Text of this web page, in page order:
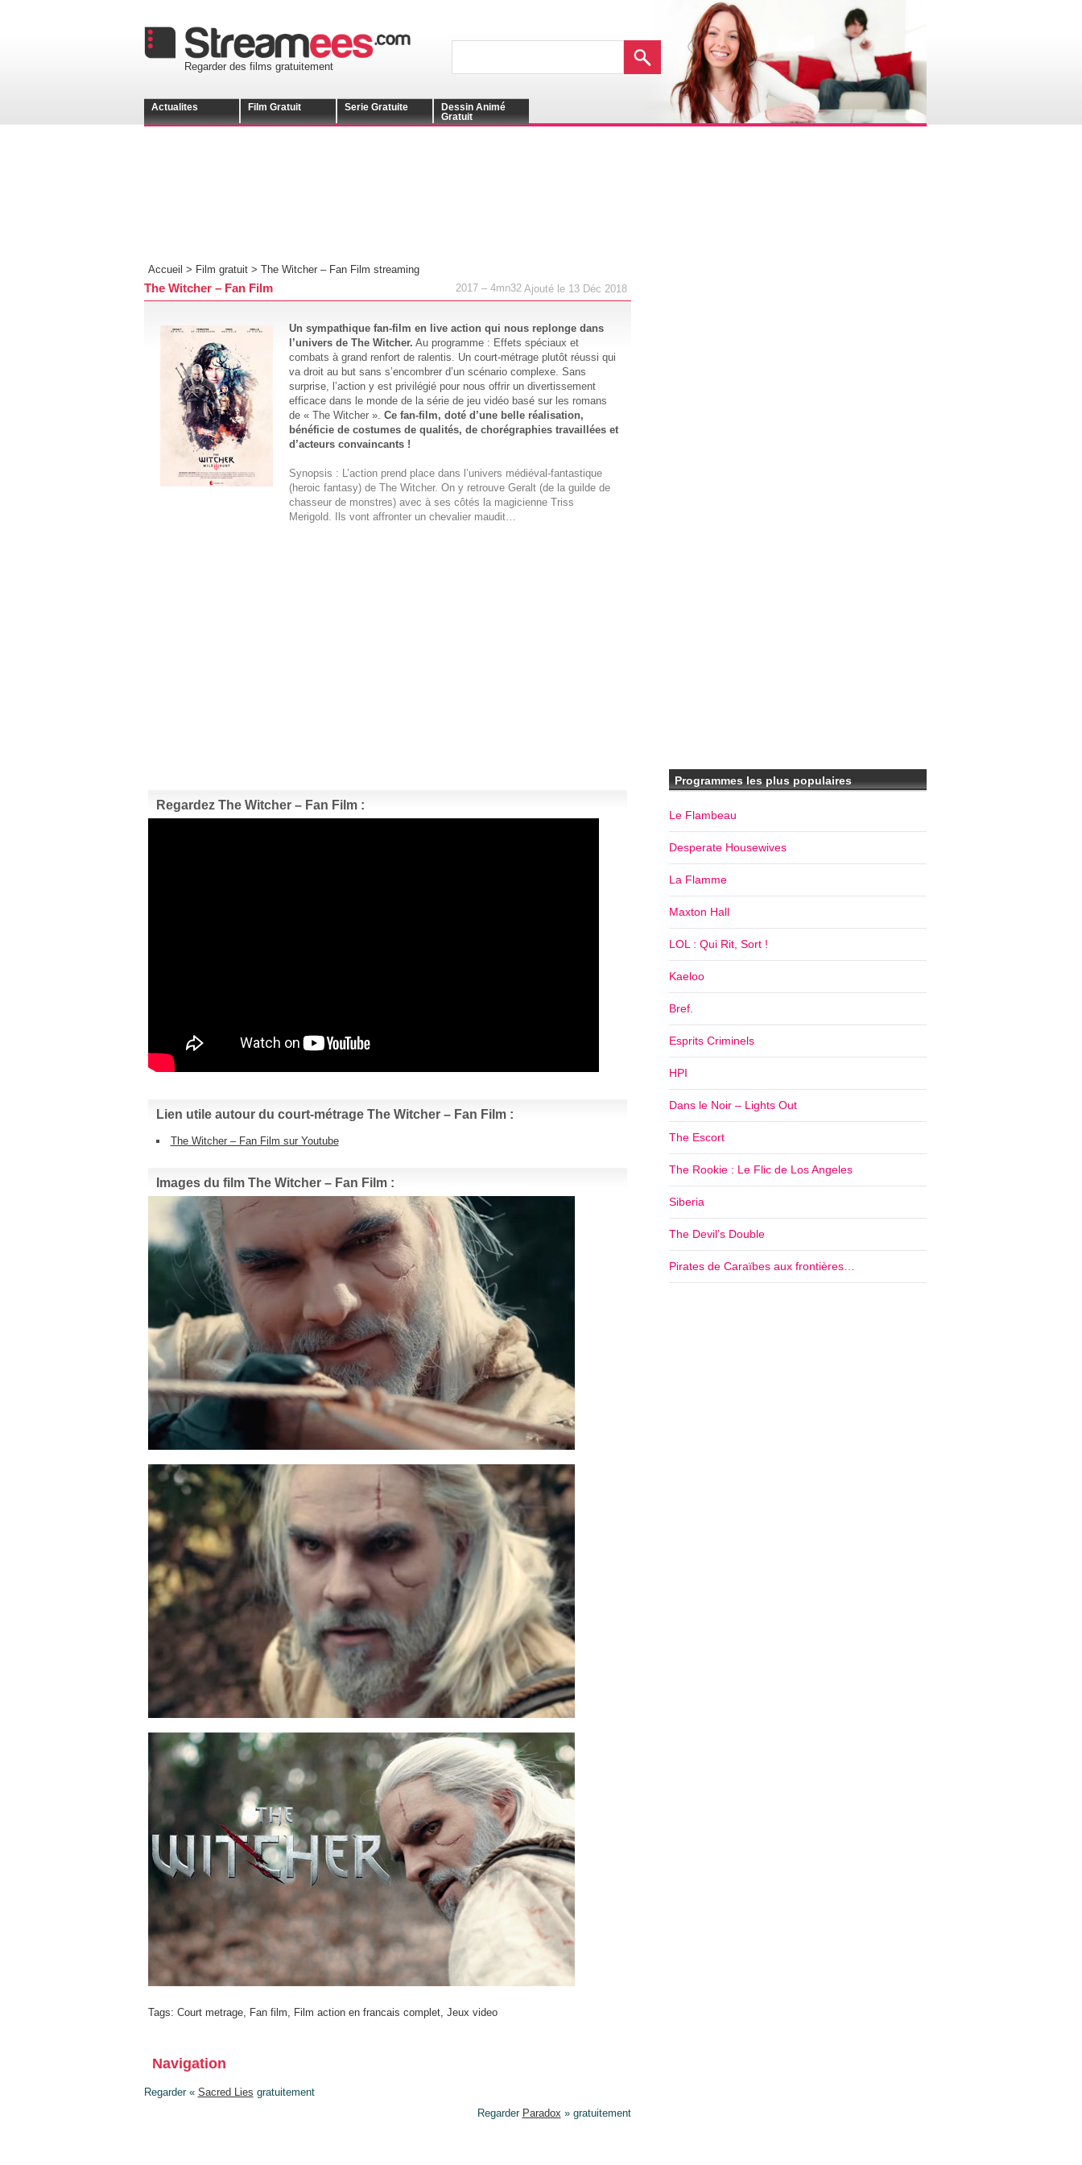
Regarder des films gratuitement
Actualites Film Gratuit Serie Gratuite
Dessin Animé
Gratuit
Accueil > Film gratuit> The Witcher – Fan Film streaming
The Witcher – Fan Film Ajouté le 13 Déc 2018
2017 – 4mn32
Un sympathique fan-film en live action qui nous replonge dans
l’univers de The Witcher. Au programme : Effets spéciaux et
combats à grand renfort de ralentis. Un court-métrage plutôt réussi qui
va droit au but sans s’encombrer d’un scénario complexe. Sans
surprise, l’action y est privilégié pour nous offrir un divertissement
efficace dans le monde de la série de jeu vidéo basé sur les romans
de « The Witcher ». Ce fan-film, doté d’une belle réalisation,
bénéficie de costumes de qualités, de chorégraphies travaillées et
d’acteurs convaincants !
Synopsis : L’action prend place dans l’univers médiéval-fantastique
(heroic fantasy) de The Witcher. On y retrouve Geralt (de la guilde de
chasseur de monstres) avec à ses côtés la magicienne Triss
Merigold. Ils vont affronter un chevalier maudit…
Regardez The Witcher – Fan Film :
Lien utile autour du court-métrage The Witcher – Fan Film :
The Witcher – Fan Film sur Youtube
Images du film The Witcher – Fan Film :
Tags: Court metrage, Fan film, Film action en francais complet, Jeux video
Navigation
Regarder « Sacred Lies gratuitement
Regarder Paradox » gratuitement
Programmes les plus populaires
Le Flambeau
Desperate Housewives
La Flamme
Maxton Hall
LOL : Qui Rit, Sort !
Kaeloo
Bref.
Esprits Criminels
HPI
Dans le Noir – Lights Out
The Escort
The Rookie : Le Flic de Los Angeles
Siberia
The Devil’s Double
Pirates de Caraïbes aux frontières…